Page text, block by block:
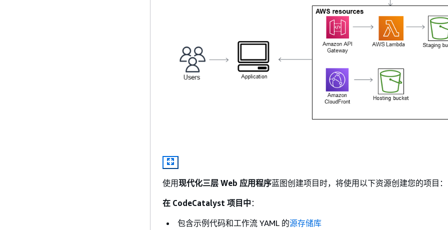
使用现代化三层 Web 应用程序蓝图创建项目时，将使用以下资源创建您的项目：
在 CodeCatalyst 项目中 ：
包含示例代码和工作流 YAML 的源存储库